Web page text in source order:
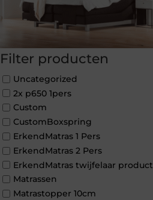
Filter producten
Uncategorized
2x p650 1pers
Custom
CustomBoxspring
ErkendMatras 1 Pers
ErkendMatras 2 Pers
ErkendMatras twijfelaar product
Matrassen
Matrastopper 10cm